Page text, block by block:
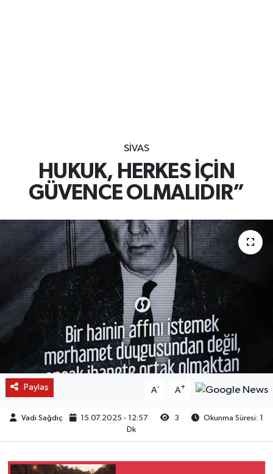
SIVAS
HUKUK, HERKES İÇİN
GÜVENCE OLMALIDIR”
Paylaş A- A+
Vadi Sağdıç 15.07.2025 - 12:57 3
Okunma Süresi: 1
Dk